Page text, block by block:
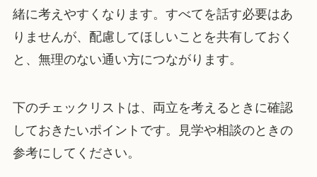
緒に考えやすくなります。すべてを話す必要はあ
りませんが、配慮してほしいことを共有しておく
と、無理のない通い方につながります。
下のチェックリストは、両立を考えるときに確認
しておきたいポイントです。見学や相談のときの
参考にしてください。